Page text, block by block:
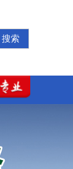
搜索